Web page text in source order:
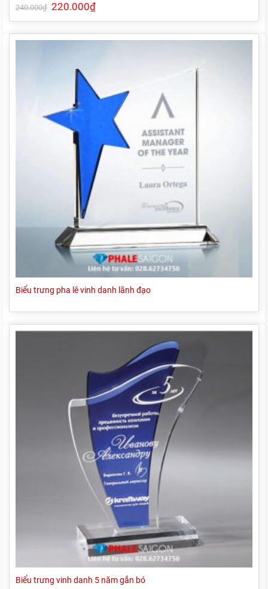
240.000₫ Giá
gốc
là:
220.000₫Giá
hiện
tại
220.000₫.
Biểu trưng pha lê vinh danh lãnh đạo
Biểu trưng vinh danh 5 năm gắn bó